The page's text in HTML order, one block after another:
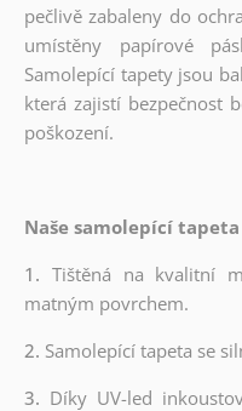
pečlivě zabaleny do
umístěny papírové
Samolepící tapety jsou
která zajistí bezpečnost
poškození.
Naše samolepící
1. Tištěná na kvalitní
matným povrchem.
2. Samolepící tapeta se
3. Díky UV-led